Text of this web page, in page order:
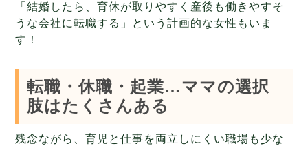
「結婚したら、育休が取りやすく産後も働きやすそ
うな会社に転職する」という計画的な女性もいま
す！
転職・休職・起業…ママの選択
肢はたくさんある
残念ながら、育児と仕事を両立しにくい職場も少な